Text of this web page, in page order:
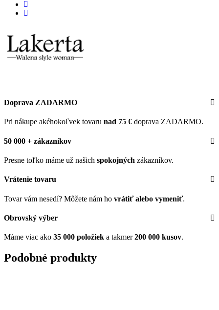
Doprava ZADARMO
Pri nákupe akéhokoľvek tovaru nad 75 € doprava ZADARMO.
50 000 + zákazníkov
Presne toľko máme už našich spokojných zákazníkov.
Vrátenie tovaru
Tovar vám nesedí? Môžete nám ho vrátiť alebo vymeniť.
Obrovský výber
Máme viac ako 35 000 položiek a takmer200 000 kusov.
Podobné produkty